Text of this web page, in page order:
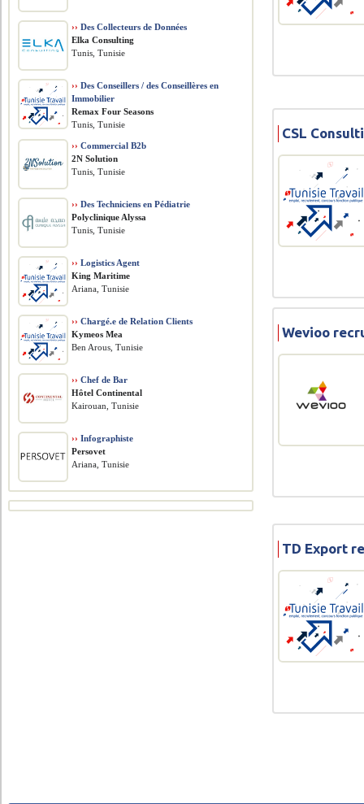
CSL
Wevioo
TD Export
›› Des Collecteurs de Données
Elka Consulting
Tunis, Tunisie
›› Des Conseillers / des Conseillères en
Immobilier
Remax Four Seasons
Tunis, Tunisie
›› Commercial B2b
2N Solution
Tunis, Tunisie
›› Des Techniciens en Pédiatrie
Polyclinique Alyssa
Tunis, Tunisie
›› Logistics Agent
King Maritime
Ariana, Tunisie
›› Chargé.e de Relation Clients
Kymeos Mea
Ben Arous, Tunisie
›› Chef de Bar
Hôtel Continental
Kairouan, Tunisie
›› Infographiste
Persovet
Ariana, Tunisie